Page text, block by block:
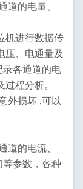
道的电量、
机进行数据传
压、电通量及
录各通道的电
程分析。
外损坏 ,可以
道的电流、
参数，各种